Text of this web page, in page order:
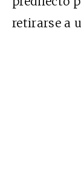
retirarse a